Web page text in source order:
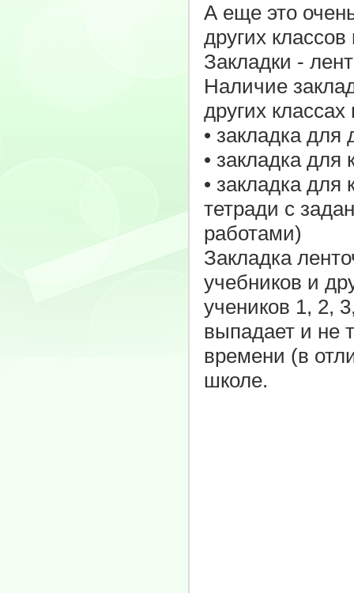
А еще это
других
Закладки -
Наличие
других
• закладка для
• закладка для
• закладка для
тетради с
работами)
Закладка
учебников и
учеников 1, 2,
выпадает и не
времени (в
школе.